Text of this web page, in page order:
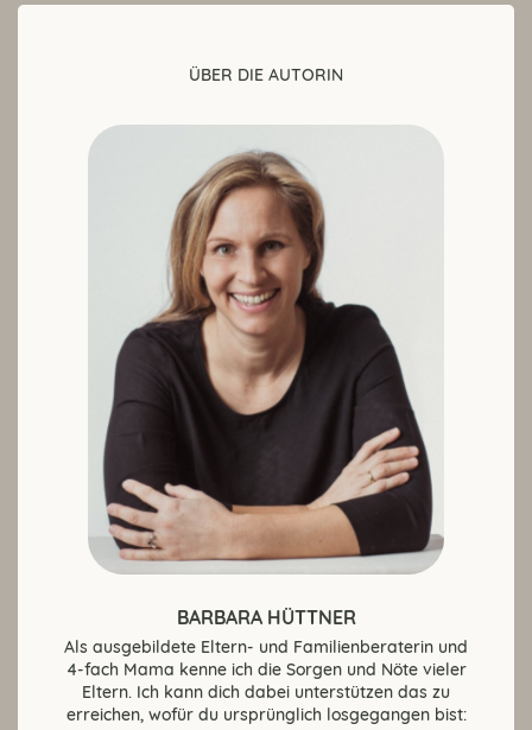
ÜBER DIE AUTORIN
BARBARA HÜTTNER
Als ausgebildete Eltern- und Familienberaterin und
4-fach Mama kenne ich die Sorgen und Nöte vieler
Eltern. Ich kann dich dabei unterstützen das zu
erreichen, wofür du ursprünglich losgegangen bist: